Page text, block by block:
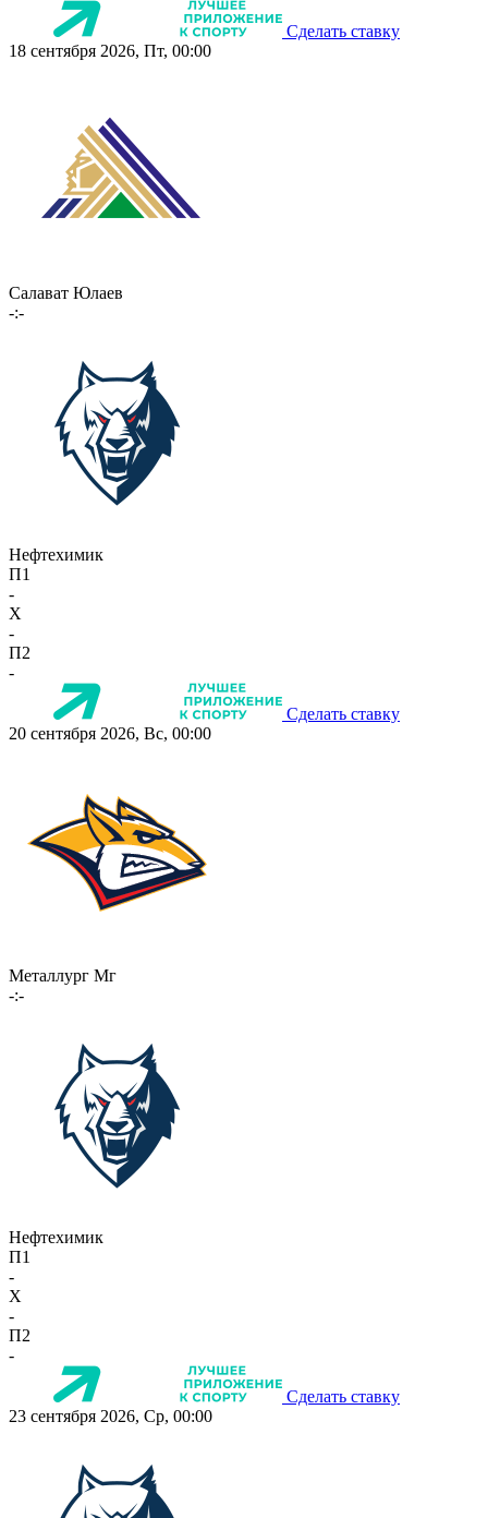
Сделать ставку
18 сентября 2026, Пт, 00:00
Салават Юлаев
-:-
Нефтехимик
П1
-
X
-
П2
-
Сделать ставку
20 сентября 2026, Вс, 00:00
Металлург Мг
-:-
Нефтехимик
П1
-
X
-
П2
-
Сделать ставку
23 сентября 2026, Ср, 00:00